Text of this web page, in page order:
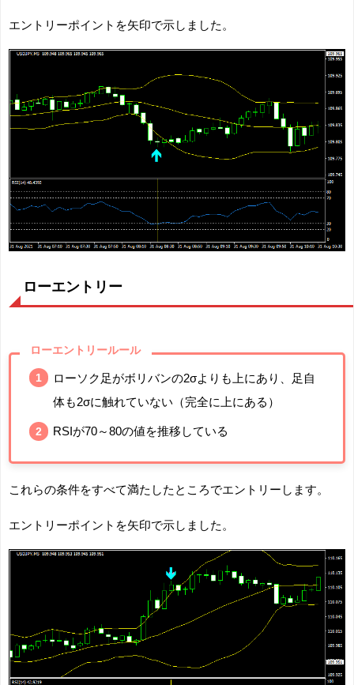
エントリーポイントを矢印で示しました。
ローエントリー
ローエントリールール
ローソク足がボリバンの2σよりも上にあり、足自
体も2σに触れていない（完全に上にある）
RSIが70～80の値を推移している
これらの条件をすべて満たしたところでエントリーします。
エントリーポイントを矢印で示しました。